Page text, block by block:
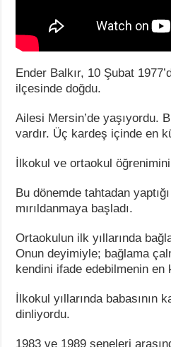
Ender Balkır, 10 Şubat
ilçesinde doğdu.
Ailesi Mersin’de yaşıyordu.
vardır. Üç kardeş içinde en
İlkokul ve ortaokul
Bu dönemde tahtadan
mırıldanmaya başladı.
Ortaokulun ilk yıllarında
Onun deyimiyle; bağlama
kendini ifade edebilmenin en
İlkokul yıllarında babasının
dinliyordu.
1983 ve 1989 seneleri